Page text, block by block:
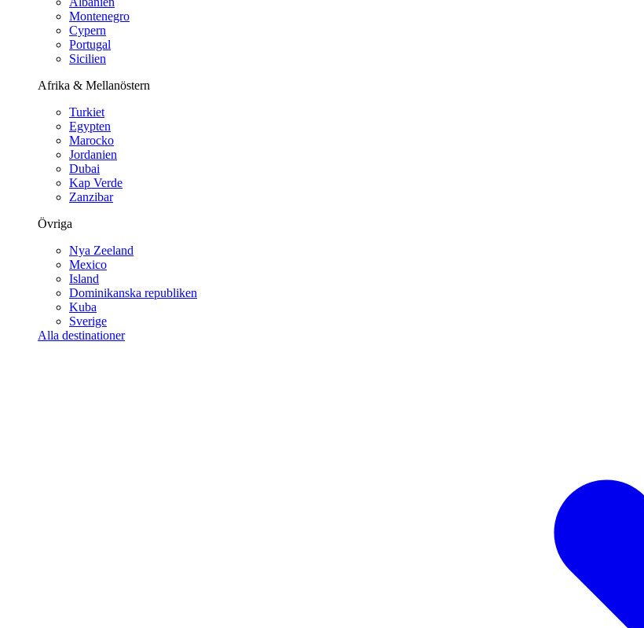
Montenegro
Cypern
Portugal
Sicilien
Afrika & Mellanöstern
Turkiet
Egypten
Marocko
Jordanien
Dubai
Kap Verde
Zanzibar
Övriga
Nya Zeeland
Mexico
Island
Dominikanska republiken
Kuba
Sverige
Alla destinationer